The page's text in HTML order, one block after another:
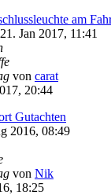
am
Jan 2017, 11:41
von carat
20:44
Gutachten
2016, 08:49
von Nik
18:25